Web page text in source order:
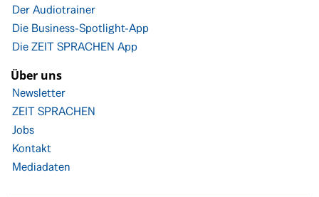
Der Audiotrainer
Die Business-Spotlight-App
Die ZEIT SPRACHEN App
Über uns
Newsletter
ZEIT SPRACHEN
Jobs
Kontakt
Mediadaten